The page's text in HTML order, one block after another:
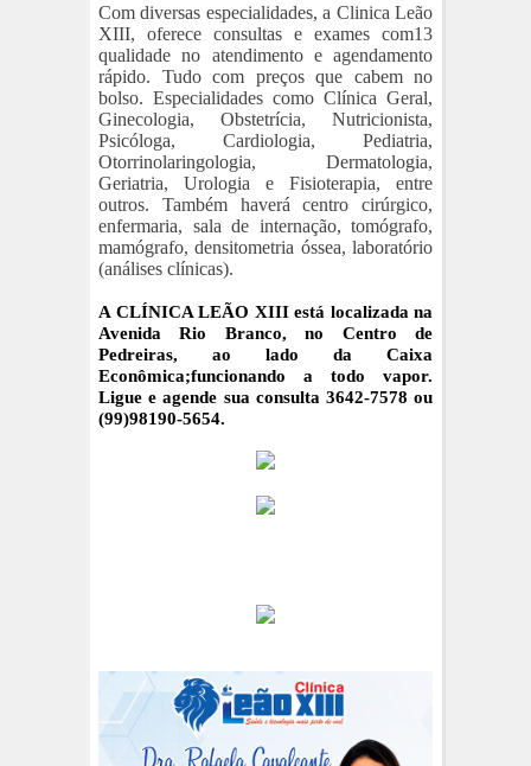
Com diversas especialidades, a Clinica Leão
XIII, oferece consultas e exames com13
qualidade no atendimento e agendamento
rápido. Tudo com preços que cabem no
bolso. Especialidades como Clínica Geral,
Ginecologia, Obstetrícia, Nutricionista,
Psicóloga, Cardiologia, Pediatria,
Otorrinolaringologia, Dermatologia,
Geriatria, Urologia e Fisioterapia, entre
outros. Também haverá centro cirúrgico,
enfermaria, sala de internação, tomógrafo,
mamógrafo, densitometria óssea, laboratório
(análises clínicas).
A CLÍNICA LEÃO XIII está localizada na
Avenida Rio Branco, no Centro de
Pedreiras, ao lado da Caixa
Econômica;funcionando a todo vapor.
Ligue e agende sua consulta 3642-7578 ou
(99)98190-5654.